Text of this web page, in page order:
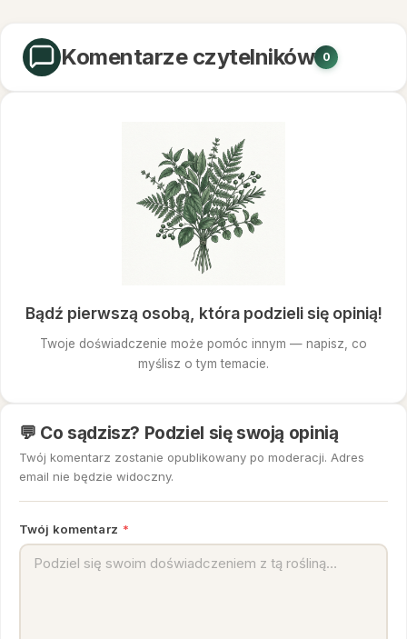
Komentarze czytelników 0
Bądź pierwszą osobą, która podzieli się opinią!
Twoje doświadczenie może pomóc innym — napisz, co
myślisz o tym temacie.
💬 Co sądzisz? Podziel się swoją opinią
Twój komentarz zostanie opublikowany po moderacji. Adres
email nie będzie widoczny.
Twój komentarz *